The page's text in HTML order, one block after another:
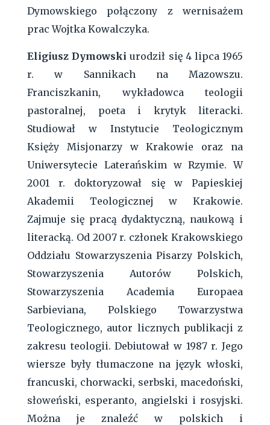
Dymowskiego połączony z wernisażem
prac Wojtka Kowalczyka.
Eligiusz Dymowski urodził się 4 lipca 1965
r. w Sannikach na Mazowszu.
Franciszkanin, wykładowca teologii
pastoralnej, poeta i krytyk literacki.
Studiował w Instytucie Teologicznym
Księży Misjonarzy w Krakowie oraz na
Uniwersytecie Laterańskim w Rzymie. W
2001 r. doktoryzował się w Papieskiej
Akademii Teologicznej w Krakowie.
Zajmuje się pracą dydaktyczną, naukową i
literacką. Od 2007 r. członek Krakowskiego
Oddziału Stowarzyszenia Pisarzy Polskich,
Stowarzyszenia Autorów Polskich,
Stowarzyszenia Academia Europaea
Sarbieviana, Polskiego Towarzystwa
Teologicznego, autor licznych publikacji z
zakresu teologii. Debiutował w 1987 r. Jego
wiersze były tłumaczone na język włoski,
francuski, chorwacki, serbski, macedoński,
słoweński, esperanto, angielski i rosyjski.
Można je znaleźć w polskich i